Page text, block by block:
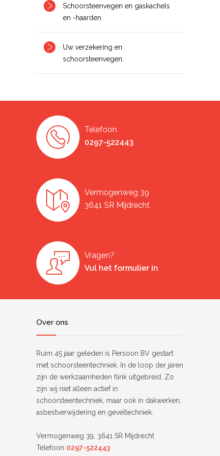
Schoorsteenvegen en gaskachels
en -haarden.
Uw verzekering en
schoorsteenvegen.
Telefoon
0297-522443
Vermogenweg 39
3641 SR Mijdrecht
Vragen?
Vul het formulier in
Over ons
Ruim 45 jaar geleden is Persoon BV gestart
met schoorsteentechniek. In de loop der jaren
zijn de werkzaamheden flink uitgebreid. Zo
zijn wij niet alleen actief in
schoorsteentechniek, maar ook in dakwerken,
asbestverwijdering en geveltechniek.
Vermogenweg 39, 3641 SR Mijdrecht
Telefoon 0297-522443